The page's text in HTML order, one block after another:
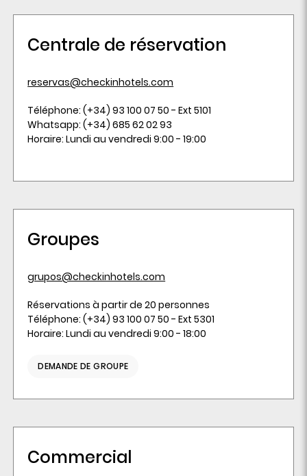
Centrale de réservation
reservas@checkinhotels.com
Téléphone: (+34) 93 100 07 50 - Ext 5101
Whatsapp: (+34) 685 62 02 93
Horaire: Lundi au vendredi 9:00 - 19:00
Groupes
grupos@checkinhotels.com
Réservations à partir de 20 personnes
Téléphone: (+34) 93 100 07 50 - Ext 5301
Horaire: Lundi au vendredi 9:00 - 18:00
DEMANDE DE GROUPE
Commercial